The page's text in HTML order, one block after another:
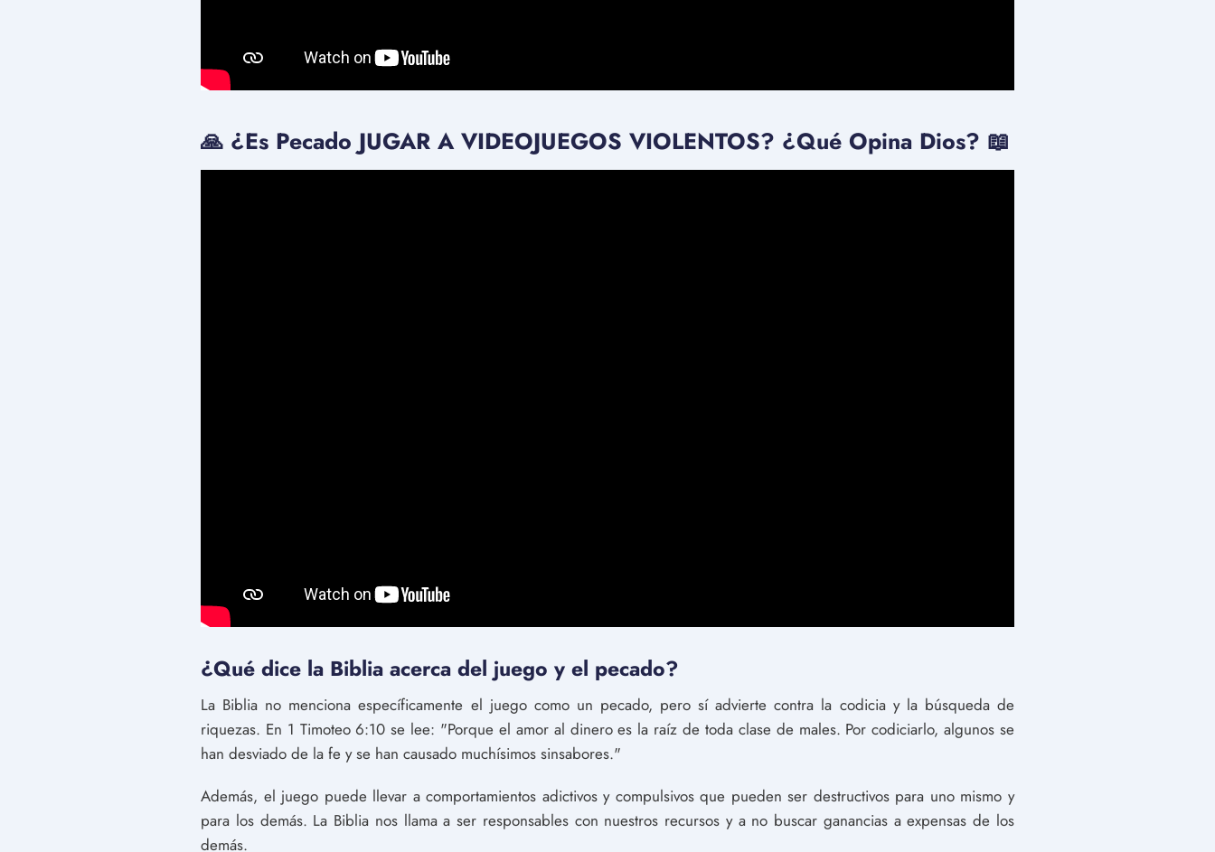
🙏 ¿Es Pecado JUGAR A VIDEOJUEGOS VIOLENTOS? ¿Qué Opina Dios? 📖
¿Qué dice la Biblia acerca del juego y el pecado?
La Biblia no menciona específicamente el juego como un pecado, pero sí advierte contra la codicia y la búsqueda de
riquezas. En 1 Timoteo 6:10 se lee: "Porque el amor al dinero es la raíz de toda clase de males. Por codiciarlo, algunos se
han desviado de la fe y se han causado muchísimos sinsabores."
Además, el juego puede llevar a comportamientos adictivos y compulsivos que pueden ser destructivos para uno mismo y
para los demás. La Biblia nos llama a ser responsables con nuestros recursos y a no buscar ganancias a expensas de los
demás.